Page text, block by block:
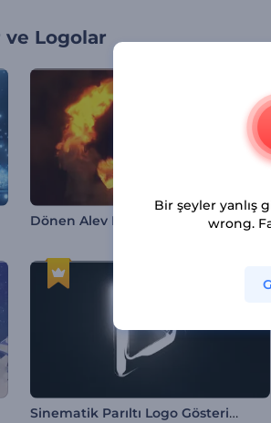
Logolar
Dönen Alev Logo Gösterimi
Sinematik Parıltı Logo Gösterimi
Bir şeyler yanlış
wrong.